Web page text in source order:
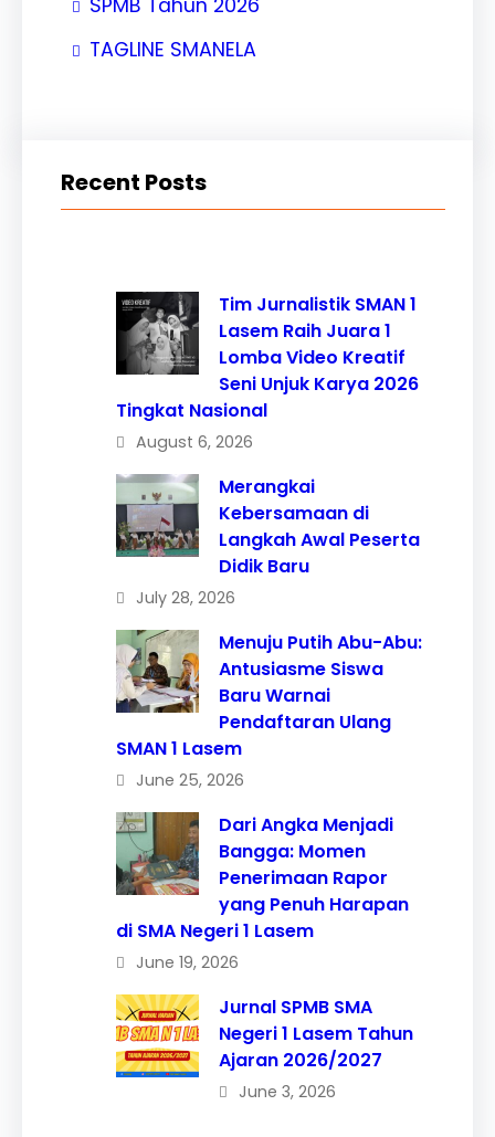
TAGLINE SMANELA
Recent Posts
Tim Jurnalistik SMAN 1
Lasem Raih Juara 1
Lomba Video Kreatif
Seni Unjuk Karya 2026
Tingkat Nasional
August 6, 2026
Merangkai
Kebersamaan di
Langkah Awal Peserta
Didik Baru
July 28, 2026
Menuju Putih Abu-Abu:
Antusiasme Siswa
Baru Warnai
Pendaftaran Ulang
SMAN 1 Lasem
June 25, 2026
Dari Angka Menjadi
Bangga: Momen
Penerimaan Rapor
yang Penuh Harapan
di SMA Negeri 1 Lasem
June 19, 2026
Jurnal SPMB SMA
Negeri 1 Lasem Tahun
Ajaran 2026/2027
June 3, 2026